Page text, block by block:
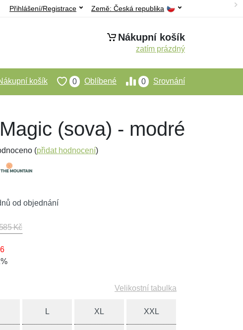
Země: Česká republika
Přihlášení/Registrace
Nákupní košík
zatím prázdný
0 Srovnání
0 Oblíbené
košík
(sova) - modré
(přidat hodnocení)
od objednání
Kč
Velikostní tabulka
L XL XXL